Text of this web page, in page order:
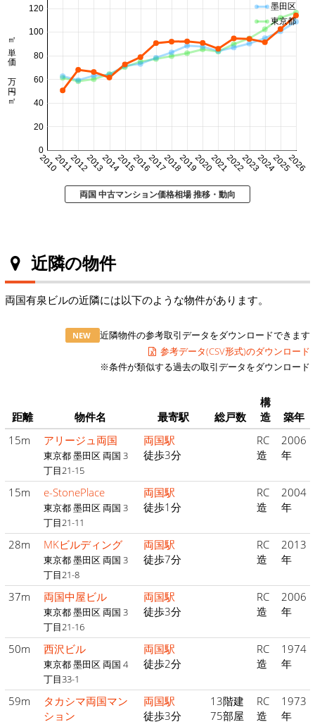
20102011201220132014201520162017201820192020202120222023202420252026
0
20
40
60
80
100
120
㎡単価 万円/㎡
墨田区
東京都
両国 中古マンション価格相場 推移・動向
近隣の物件
両国有泉ビルの近隣には以下のような物件があります。
NEW
近隣物件の参考取引データをダウンロードできます
参考データ(CSV形式)のダウンロード
※条件が類似する過去の取引データをダウンロード
距離 物件名 最寄駅 総戸数
構
造
築年
15m
アリージュ両国
東京都 墨田区 両国 3
丁目21-15
両国駅
徒歩3分
RC
造
2006
年
15m e-StonePlace
東京都 墨田区 両国 3
丁目21-11
両国駅
徒歩1分
RC
造
2004
年
28m MKビルディング
東京都 墨田区 両国 3
丁目21-8
両国駅
徒歩7分
RC
造
2013
年
37m 両国中屋ビル
東京都 墨田区 両国 3
丁目21-16
両国駅
徒歩3分
RC
造
2006
年
50m 西沢ビル
東京都 墨田区 両国 4
丁目33-1
両国駅
徒歩2分
RC
造
1974
年
59m
タカシマ両国マン
ション
両国駅
徒歩3分
13階建
75部屋
RC
造
1973
年